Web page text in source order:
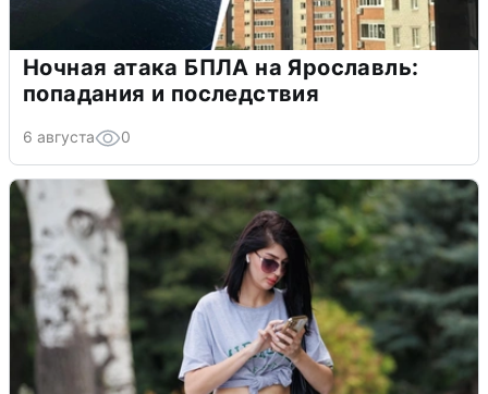
Ночная атака БПЛА на Ярославль:
попадания и последствия
6 августа 0